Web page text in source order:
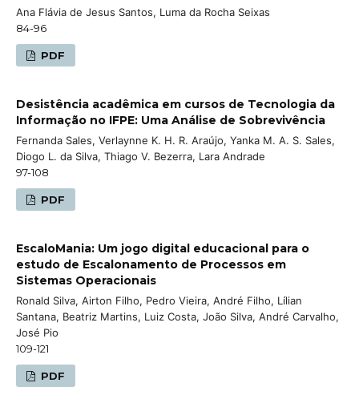
Ana Flávia de Jesus Santos, Luma da Rocha Seixas
84-96
PDF
Desistência acadêmica em cursos de Tecnologia da
Informação no IFPE: Uma Análise de Sobrevivência
Fernanda Sales, Verlaynne K. H. R. Araújo, Yanka M. A. S. Sales,
Diogo L. da Silva, Thiago V. Bezerra, Lara Andrade
97-108
PDF
EscaloMania: Um jogo digital educacional para o
estudo de Escalonamento de Processos em
Sistemas Operacionais
Ronald Silva, Airton Filho, Pedro Vieira, André Filho, Lílian
Santana, Beatriz Martins, Luiz Costa, João Silva, André Carvalho,
José Pio
109-121
PDF